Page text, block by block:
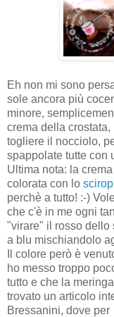
Eh non mi sono
sole ancora più
minore,
crema della crostata,
togliere il nocciolo,
spappolate tutte con
Ultima nota: la
colorata con lo
perchè a tutto! :-)
che c'è in me ogni
"virare" il rosso dello
a blu mischiandolo
Il colore però è
ho messo troppo
tutto e che la
trovato un articolo
Bressanini, dove